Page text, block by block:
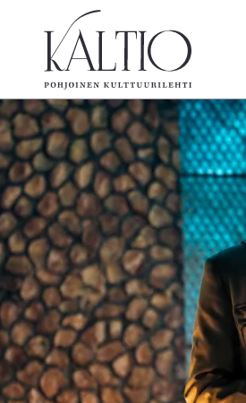
Lehdet
4/2026
2–3/2026
1/2026
6/2025
5/2025 saame
5/2025
Lehtiarkisto